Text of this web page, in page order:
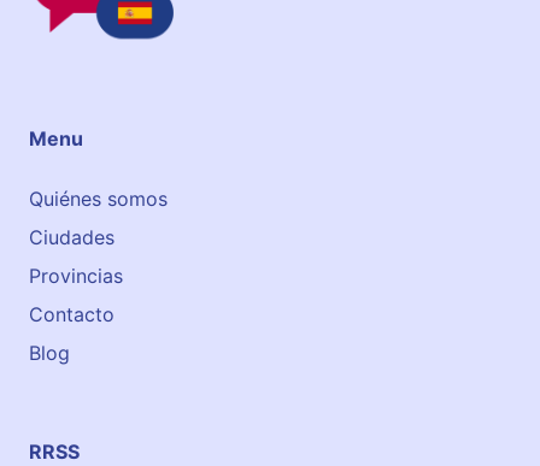
Menu
Quiénes somos
Ciudades
Provincias
Contacto
Blog
RRSS